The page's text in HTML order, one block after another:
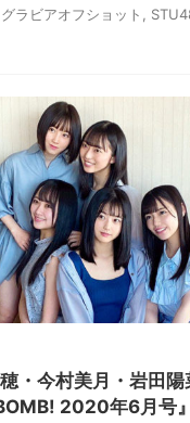
グラビアオフショット
・今村美月・岩田
2020年6月号